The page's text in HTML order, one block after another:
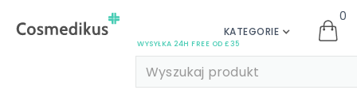
WYSYŁKA 24H FREE OD £35
KATEGORIE
0